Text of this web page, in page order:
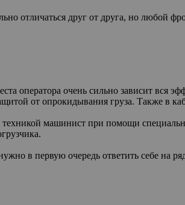
отличаться друг от друга, но любой
оператора очень сильно зависит вся
от опрокидывания груза. Также в
техникой машинист при помощи
в первую очередь ответить себе на